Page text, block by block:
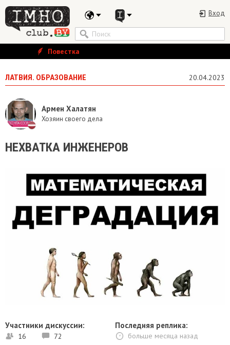
Вход
Повестка
ЛАТВИЯ. ОБРАЗОВАНИЕ 20.04.2023
Армен Халатян
Хозяин своего дела
НЕХВАТКА ИНЖЕНЕРОВ
Участники дискуссии:
16 72
Последняя реплика:
больше месяца назад